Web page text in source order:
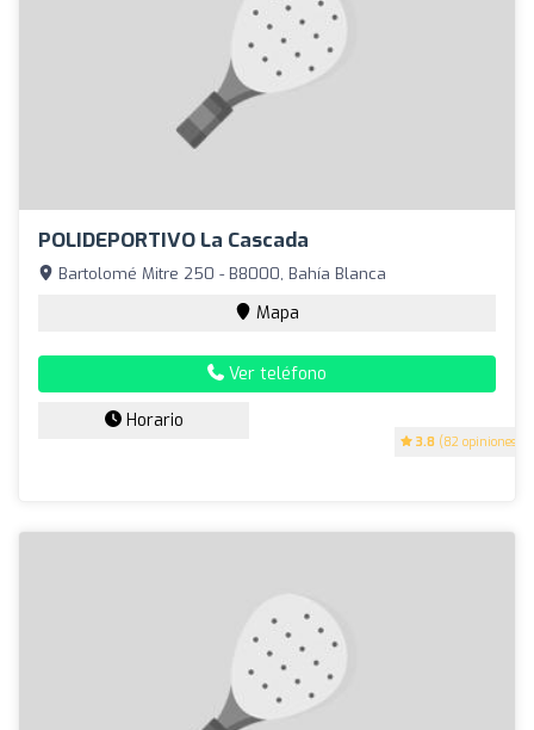
POLIDEPORTIVO La Cascada
3.8 (82 opiniones)
Bartolomé Mitre 250 - B8000, Bahía Blanca
Mapa
Ver teléfono
Horario